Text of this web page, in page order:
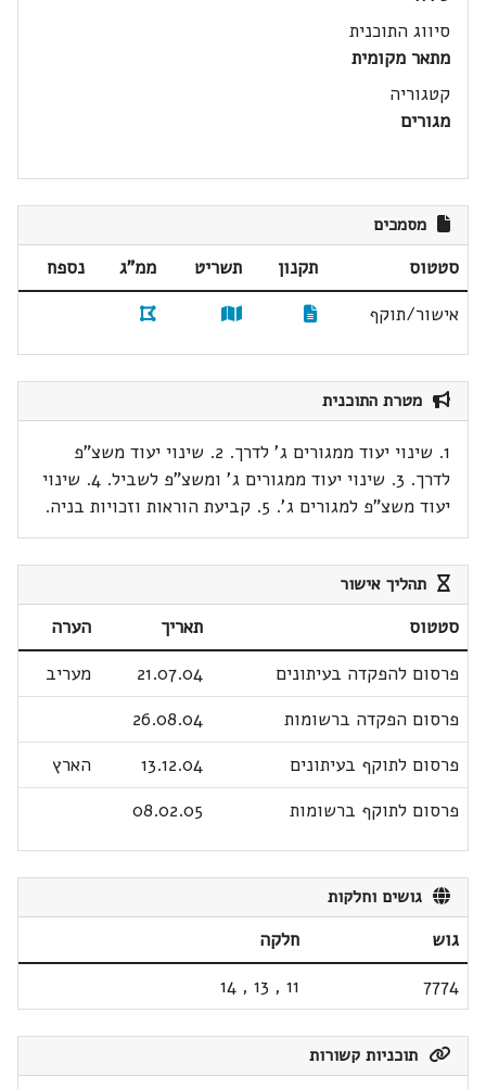
סיווג התוכנית
מתאר מקומית
קטגוריה
מגורים
מסמכים
סטטוס תקנון תשריט ממ"ג
נספח
אישור/תוקף
מטרת התוכנית
1. שינוי יעוד ממגורים ג' לדרך. 2. שינוי יעוד משצ"פ
לדרך. 3. שינוי יעוד ממגורים ג' ומשצ"פ לשביל. 4. שינוי
יעוד משצ"פ למגורים ג'. 5. קביעת הוראות וזכויות בניה.
תהליך אישור
סטטוס תאריך
הערה
פרסום להפקדה בעיתונים
21.07.04
מעריב
פרסום הפקדה ברשומות
26.08.04
פרסום לתוקף בעיתונים
13.12.04
הארץ
פרסום לתוקף ברשומות
08.02.05
גושים וחלקות
גוש
חלקה
7774
11
,
13
,
14
תוכניות קשורות